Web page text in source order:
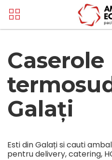
Caserole
Galați
Esti din Galați si cauti
pentru delivery, catering,